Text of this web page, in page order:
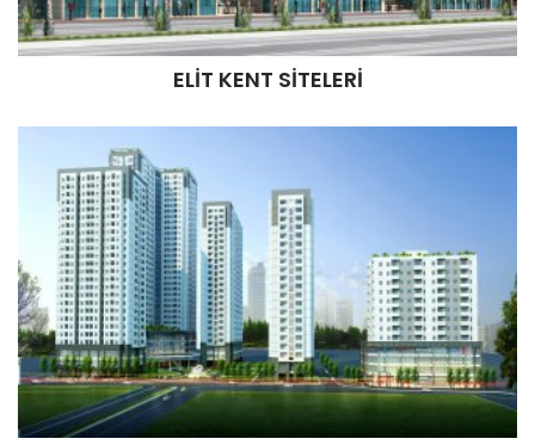
İncele
ELİT KENT SİTELERİ